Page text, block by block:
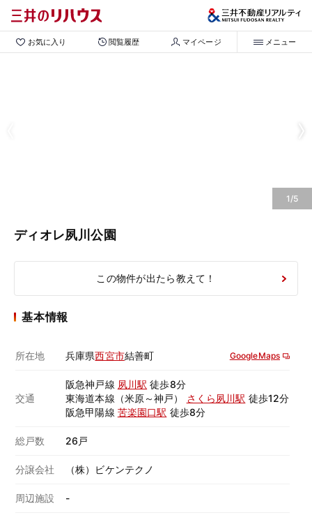
お気に入り 閲覧履歴 マイページ メニュー
1/5
ディオレ夙川公園
この物件が出たら教えて！
基本情報
所在地 兵庫県西宮市結善町 GoogleMaps
交通
阪急神戸線 夙川駅 徒歩8分
東海道本線（米原～神戸） さくら夙川駅 徒歩12分
阪急甲陽線 苦楽園口駅 徒歩8分
総戸数 26戸
分譲会社 （株）ビケンテクノ
周辺施設 -